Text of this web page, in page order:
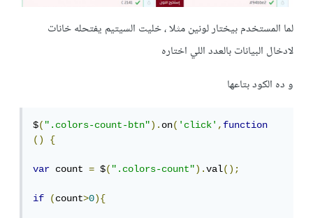
لما المستخدم بيختار لونين مثلا ، خليت السيتيم يفتحله خانات
لادخال البيانات بالعدد اللي اختاره
و ده الكود بتاعها
$(".colors-count-btn").on('click',function
()
{
var count = $(".colors-count").val();
if (count>0){